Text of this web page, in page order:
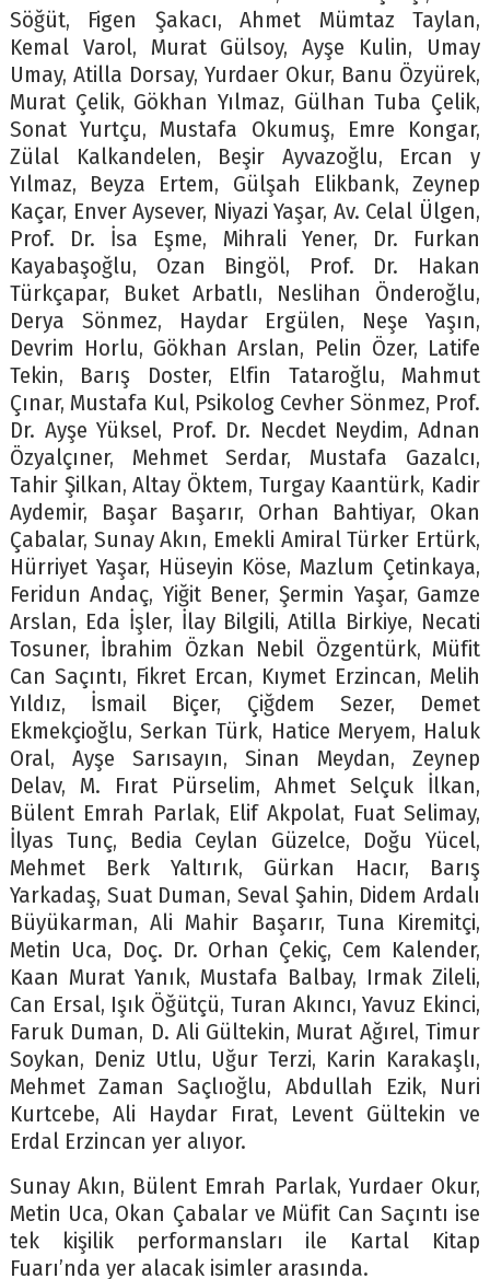
Söğüt, Figen Şakacı, Ahmet Mümtaz Taylan,
Kemal Varol, Murat Gülsoy, Ayşe Kulin, Umay
Umay, Atilla Dorsay, Yurdaer Okur, Banu Özyürek,
Murat Çelik, Gökhan Yılmaz, Gülhan Tuba Çelik,
Sonat Yurtçu, Mustafa Okumuş, Emre Kongar,
Zülal Kalkandelen, Beşir Ayvazoğlu, Ercan y
Yılmaz, Beyza Ertem, Gülşah Elikbank, Zeynep
Kaçar, Enver Aysever, Niyazi Yaşar, Av. Celal Ülgen,
Prof. Dr. İsa Eşme, Mihrali Yener, Dr. Furkan
Kayabaşoğlu, Ozan Bingöl, Prof. Dr. Hakan
Türkçapar, Buket Arbatlı, Neslihan Önderoğlu,
Derya Sönmez, Haydar Ergülen, Neşe Yaşın,
Devrim Horlu, Gökhan Arslan, Pelin Özer, Latife
Tekin, Barış Doster, Elfin Tataroğlu, Mahmut
Çınar, Mustafa Kul, Psikolog Cevher Sönmez, Prof.
Dr. Ayşe Yüksel, Prof. Dr. Necdet Neydim, Adnan
Özyalçıner, Mehmet Serdar, Mustafa Gazalcı,
Tahir Şilkan, Altay Öktem, Turgay Kaantürk, Kadir
Aydemir, Başar Başarır, Orhan Bahtiyar, Okan
Çabalar, Sunay Akın, Emekli Amiral Türker Ertürk,
Hürriyet Yaşar, Hüseyin Köse, Mazlum Çetinkaya,
Feridun Andaç, Yiğit Bener, Şermin Yaşar, Gamze
Arslan, Eda İşler, İlay Bilgili, Atilla Birkiye, Necati
Tosuner, İbrahim Özkan Nebil Özgentürk, Müfit
Can Saçıntı, Fikret Ercan, Kıymet Erzincan, Melih
Yıldız, İsmail Biçer, Çiğdem Sezer, Demet
Ekmekçioğlu, Serkan Türk, Hatice Meryem, Haluk
Oral, Ayşe Sarısayın, Sinan Meydan, Zeynep
Delav, M. Fırat Pürselim, Ahmet Selçuk İlkan,
Bülent Emrah Parlak, Elif Akpolat, Fuat Selimay,
İlyas Tunç, Bedia Ceylan Güzelce, Doğu Yücel,
Mehmet Berk Yaltırık, Gürkan Hacır, Barış
Yarkadaş, Suat Duman, Seval Şahin, Didem Ardalı
Büyükarman, Ali Mahir Başarır, Tuna Kiremitçi,
Metin Uca, Doç. Dr. Orhan Çekiç, Cem Kalender,
Kaan Murat Yanık, Mustafa Balbay, Irmak Zileli,
Can Ersal, Işık Öğütçü, Turan Akıncı, Yavuz Ekinci,
Faruk Duman, D. Ali Gültekin, Murat Ağırel, Timur
Soykan, Deniz Utlu, Uğur Terzi, Karin Karakaşlı,
Mehmet Zaman Saçlıoğlu, Abdullah Ezik, Nuri
Kurtcebe, Ali Haydar Fırat, Levent Gültekin ve
Erdal Erzincan yer alıyor.
Sunay Akın, Bülent Emrah Parlak, Yurdaer Okur,
Metin Uca, Okan Çabalar ve Müfit Can Saçıntı ise
tek kişilik performansları ile Kartal Kitap
Fuarı’nda yer alacak isimler arasında.